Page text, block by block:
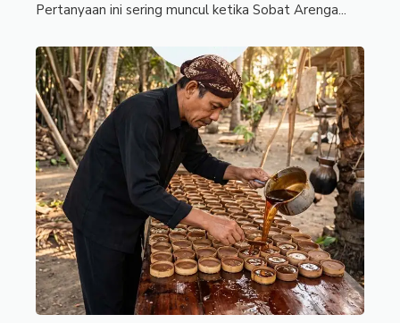
Pertanyaan ini sering muncul ketika Sobat Arenga...